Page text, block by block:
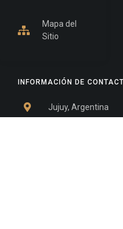
INFORMACIÓN DE
Jujuy, Argentina
Mapa del
Sitio